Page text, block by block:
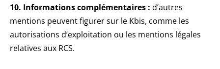
10. Informations complémentaires : d’autres
mentions peuvent figurer sur le Kbis, comme les
autorisations d’exploitation ou les mentions légales
relatives aux RCS.